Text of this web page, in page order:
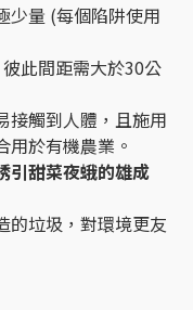
少量 (每個陷阱使用
此間距需大於30公
接觸到人體，且施用
於有機農業。
引甜菜夜蛾的雄成
的垃圾，對環境更友